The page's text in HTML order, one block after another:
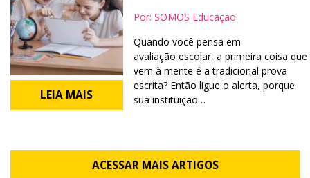
LEIA MAIS
Por: SOMOS Educação
Quando você pensa em
avaliação escolar, a primeira coisa que
vem à mente é a tradicional prova
escrita? Então ligue o alerta, porque
sua instituição…
ACESSAR MAIS ARTIGOS